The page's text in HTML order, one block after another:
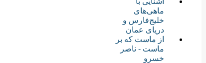
ماهی‌های
خلیج‌فارس و
دریای عمان
از ماست که بر
ماست - ناصر
خسرو